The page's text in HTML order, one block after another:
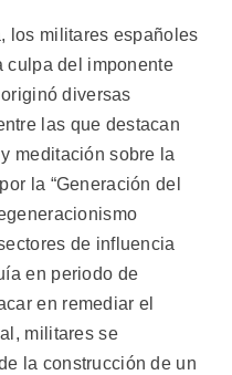
los militares españoles
culpa del imponente
diversas
las que destacan
meditación sobre la
la “Generación del
de influencia
en periodo de
en remediar el
militares se
la construcción de un